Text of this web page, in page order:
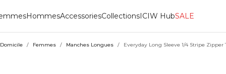
HommesAccessoriesCollectionsICIW HubSALE
Domicile / Femmes / Manches Longues / Everyday Long Sleeve 1/4 Stripe Zipper